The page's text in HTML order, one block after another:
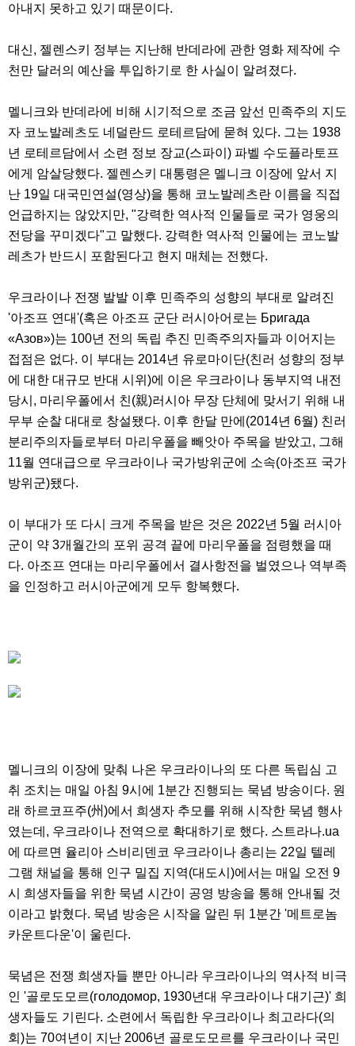
아내지 못하고 있기 때문이다.
대신, 젤렌스키 정부는 지난해 반데라에 관한 영화 제작에 수
천만 달러의 예산을 투입하기로 한 사실이 알려졌다.
멜니크와 반데라에 비해 시기적으로 조금 앞선 민족주의 지도
자 코노발레츠도 네덜란드 로테르담에 묻혀 있다. 그는 1938
년 로테르담에서 소련 정보 장교(스파이) 파벨 수도플라토프
에게 암살당했다. 젤렌스키 대통령은 멜니크 이장에 앞서 지
난 19일 대국민연설(영상)을 통해 코노발레츠란 이름을 직접
언급하지는 않았지만, "강력한 역사적 인물들로 국가 영웅의
전당을 꾸미겠다"고 말했다. 강력한 역사적 인물에는 코노발
레츠가 반드시 포함된다고 현지 매체는 전했다.
우크라이나 전쟁 발발 이후 민족주의 성향의 부대로 알려진
'아조프 연대'(혹은 아조프 군단 러시아어로는 Бригада
«Азов»)는 100년 전의 독립 추진 민족주의자들과 이어지는
접점은 없다. 이 부대는 2014년 유로마이단(친러 성향의 정부
에 대한 대규모 반대 시위)에 이은 우크라이나 동부지역 내전
당시, 마리우폴에서 친(親)러시아 무장 단체에 맞서기 위해 내
무부 순찰 대대로 창설됐다. 이후 한달 만에(2014년 6월) 친러
분리주의자들로부터 마리우폴을 빼앗아 주목을 받았고, 그해
11월 연대급으로 우크라이나 국가방위군에 소속(아조프 국가
방위군)됐다.
이 부대가 또 다시 크게 주목을 받은 것은 2022년 5월 러시아
군이 약 3개월간의 포위 공격 끝에 마리우폴을 점령했을 때
다. 아조프 연대는 마리우폴에서 결사항전을 벌였으나 역부족
을 인정하고 러시아군에게 모두 항복했다.
멜니크의 이장에 맞춰 나온 우크라이나의 또 다른 독립심 고
취 조치는 매일 아침 9시에 1분간 진행되는 묵념 방송이다. 원
래 하르코프주(州)에서 희생자 추모를 위해 시작한 묵념 행사
였는데, 우크라이나 전역으로 확대하기로 했다. 스트라나.ua
에 따르면 율리아 스비리덴코 우크라이나 총리는 22일 텔레
그램 채널을 통해 인구 밀집 지역(대도시)에서는 매일 오전 9
시 희생자들을 위한 묵념 시간이 공영 방송을 통해 안내될 것
이라고 밝혔다. 묵념 방송은 시작을 알린 뒤 1분간 '메트로놈
카운트다운'이 울린다.
묵념은 전쟁 희생자들 뿐만 아니라 우크라이나의 역사적 비극
인 '골로도모르(голодомор, 1930년대 우크라이나 대기근)' 희
생자들도 기린다. 소련에서 독립한 우크라이나 최고라다(의
회)는 70여년이 지난 2006년 골로도모르를 우크라이나 국민